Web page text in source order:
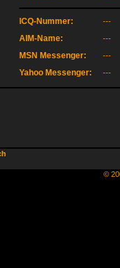
ICQ-Nummer: ---
AIM-Name: ---
MSN Messenger: ---
Yahoo Messenger: ---
©